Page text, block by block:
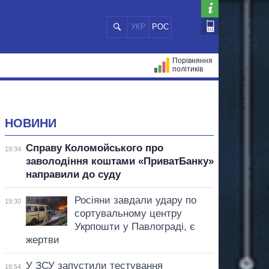
УКР РОС
Порівняння
політиків
НОВИНИ
19:34
Справу Коломойського про
заволодіння коштами «ПриватБанку»
направили до суду
19:30
Росіяни завдали удару по
сортувальному центру
Укрпошти у Павлограді, є
жертви
18:54
У ЗСУ запустили тестування